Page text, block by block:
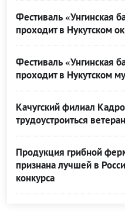
Фестиваль «Унгинская
проходит в Нукутском
Фестиваль «Унгинская
проходит в Нукутском
Качугский филиал
трудоустроиться
Продукция грибной
признана лучшей в
конкурса